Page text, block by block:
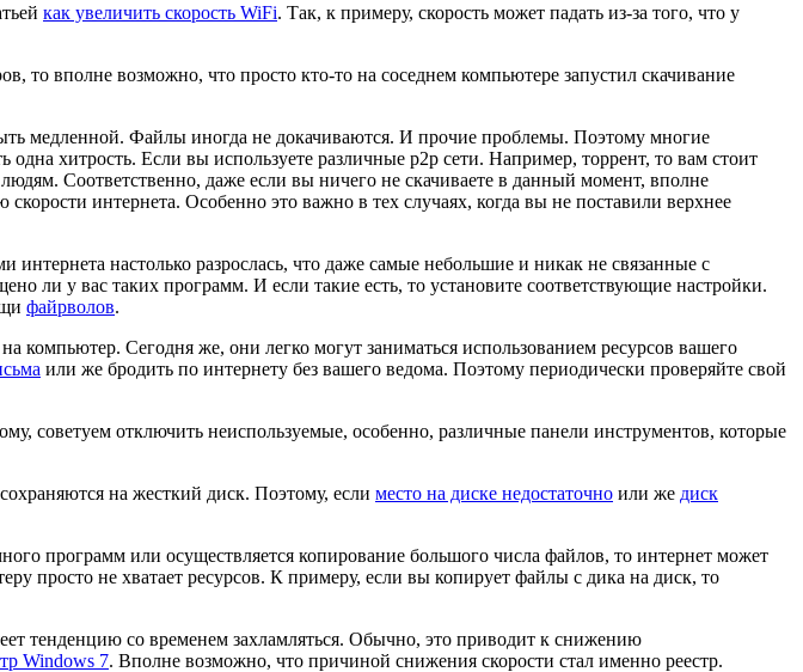
как увеличить скорость WiFi. Так, к примеру, скорость может падать из-за того, что у
то вполне возможно, что просто кто-то на соседнем компьютере запустил скачивание
медленной. Файлы иногда не докачиваются. И прочие проблемы. Поэтому многие
одна хитрость. Если вы используете различные p2p сети. Например, торрент, то вам стоит
Соответственно, даже если вы ничего не скачиваете в данный момент, вполне
интернета. Особенно это важно в тех случаях, когда вы не поставили верхнее
интернета настолько разрослась, что даже самые небольшие и никак не связанные с
ли у вас таких программ. И если такие есть, то установите соответствующие настройки.
файрволов.
компьютер. Сегодня же, они легко могут заниматься использованием ресурсов вашего
или же бродить по интернету без вашего ведома. Поэтому периодически проверяйте свой
советуем отключить неиспользуемые, особенно, различные панели инструментов, которые
на жесткий диск. Поэтому, если место на диске недостаточно или же диск
программ или осуществляется копирование большого числа файлов, то интернет может
просто не хватает ресурсов. К примеру, если вы копирует файлы с дика на диск, то
тенденцию со временем захламляться. Обычно, это приводит к снижению
Windows 7. Вполне возможно, что причиной снижения скорости стал именно реестр.